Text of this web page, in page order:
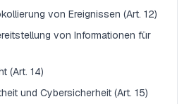
von Ereignissen (Art. 12)
von Informationen für
(Art. 14)
und Cybersicherheit (Art. 15)